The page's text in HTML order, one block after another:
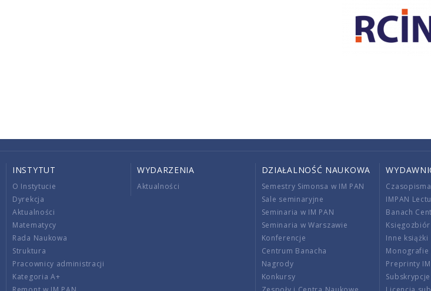
INSTYTUT
O Instytucie
Dyrekcja
Aktualności
Matematycy
Rada Naukowa
Struktura
Pracownicy administracji
Kategoria A+
WYDARZENIA
Aktualności
DZIAŁALNOŚĆ NAUKOWA
Semestry Simonsa w IM PAN
Sale seminaryjne
Seminaria w IM PAN
Seminaria w Warszawie
Konferencje
Centrum Banacha
Nagrody
Konkursy
IMPAN
Banach
Inne książki
Monografie
Preprinty
Subskrypcje